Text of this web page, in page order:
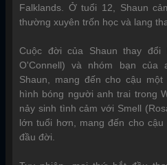
Falklands. Ở tuổi 12, Shaun
thường xuyên trốn học và lang
Cuộc đời của Shaun thay đổi
O'Connell) và nhóm bạn của
Shaun, mang đến cho cậu
hình bóng người anh trai trong
nảy sinh tình cảm với Smell
lớn tuổi hơn, mang đến cho
đầu đời.